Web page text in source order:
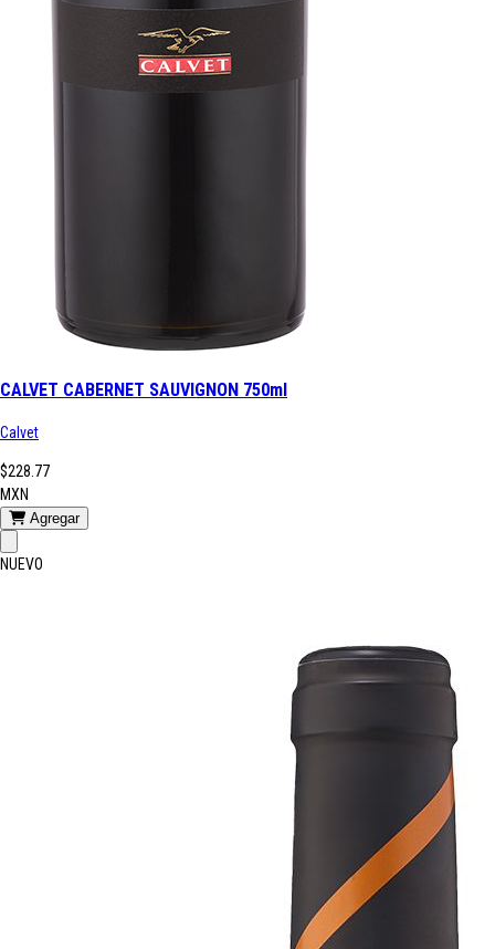
CALVET CABERNET SAUVIGNON 750ml
Calvet
$228.77
MXN
Agregar
NUEVO